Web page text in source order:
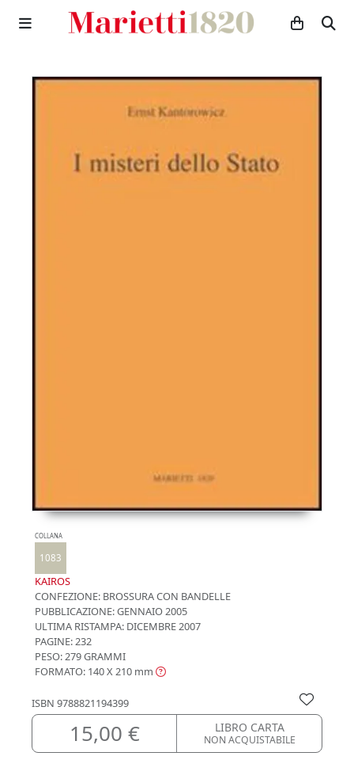
COLLANA
1083
KAIROS
CONFEZIONE: BROSSURA CON BANDELLE
PUBBLICAZIONE:GENNAIO 2005
ULTIMA RISTAMPA: DICEMBRE 2007
PAGINE: 232
PESO: 279 GRAMMI
FORMATO: 140 X 210 mm
ISBN 9788821194399
15,00 € LIBRO CARTA
NON ACQUISTABILE